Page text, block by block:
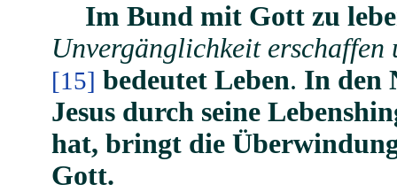
Im Bund mit Gott zu
Unvergänglichkeit erschaffen
[15] bedeutet Leben. In den
Jesus durch seine
hat, bringt die Überwindung
Gott.